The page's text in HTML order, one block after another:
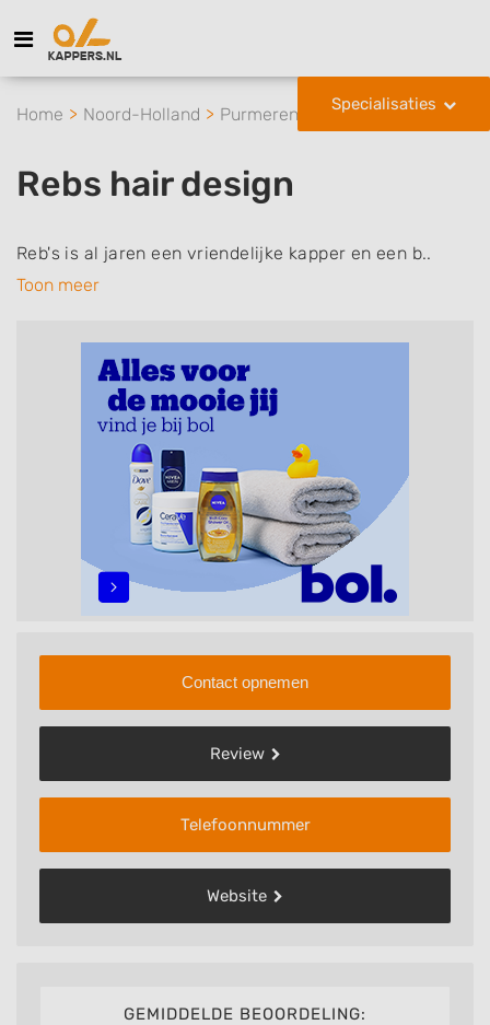
Specialisaties
Home Noord-Holland Purmerend Rebs hair design
Rebs hair design
Reb's is al jaren een vriendelijke kapper en een b..
Toon meer
Contact opnemen
Review
Telefoonnummer
Website
GEMIDDELDE BEOORDELING: